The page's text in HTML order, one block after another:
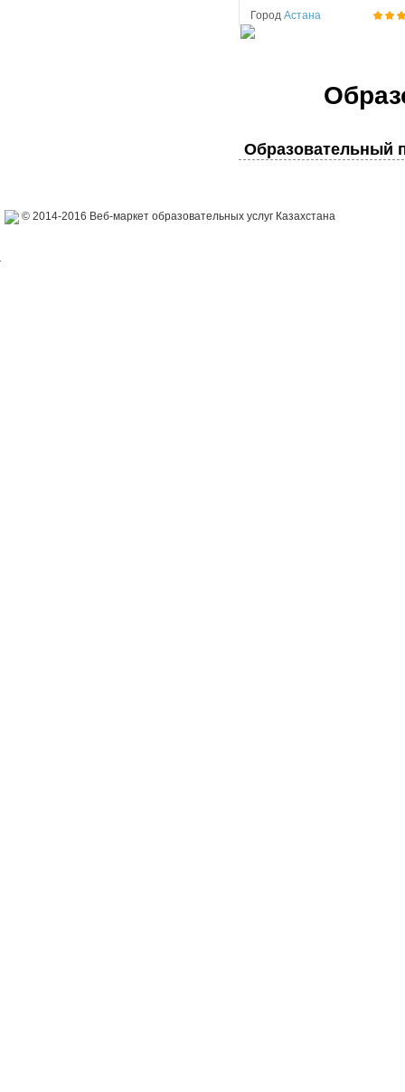
Город Астана
Образовательный
© 2014-2016 Веб-маркет образовательных услуг Казахстана